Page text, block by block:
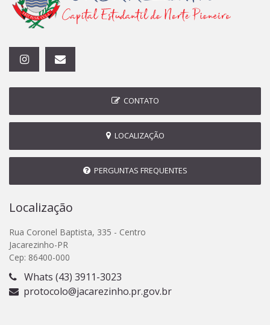
CONTATO
LOCALIZAÇÃO
PERGUNTAS FREQUENTES
Localização
Rua Coronel Baptista, 335 - Centro
Jacarezinho-PR
Cep: 86400-000
Whats (43) 3911-3023
protocolo@jacarezinho.pr.gov.br